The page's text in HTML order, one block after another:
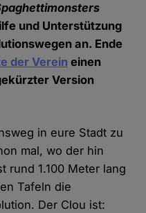
und Unterstützung
an. Ende
der Verein einen
Version
in eure Stadt zu
mal, wo der hin
rund 1.100 Meter lang
Tafeln die
Der Clou ist: